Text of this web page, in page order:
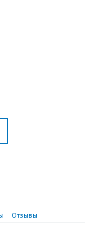
Отзывы